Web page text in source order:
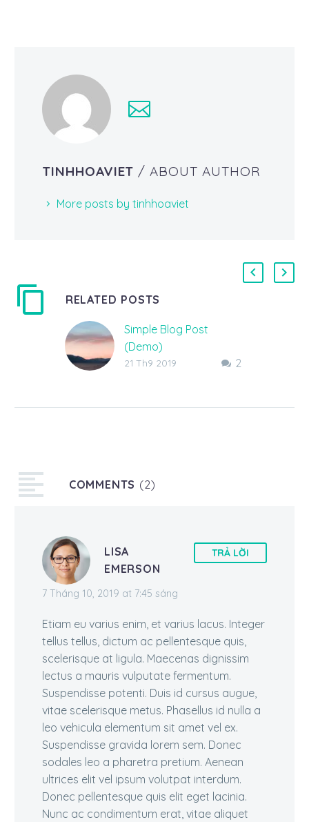
TINHHOAVIET / ABOUT AUTHOR
More posts by tinhhoaviet
RELATED POSTS
Simple Blog Post
(Demo)
Lorem ipsum dolor sit 2
21 Th9 2019
COMMENTS (2)
LISA
EMERSON
7 Tháng 10, 2019 at 7:45 sáng
TRẢ LỜI
Etiam eu varius enim, et varius lacus. Integer
tellus tellus, dictum ac pellentesque quis,
scelerisque at ligula. Maecenas dignissim
lectus a mauris vulputate fermentum.
Suspendisse potenti. Duis id cursus augue,
vitae scelerisque metus. Phasellus id nulla a
leo vehicula elementum sit amet vel ex.
Suspendisse gravida lorem sem. Donec
sodales leo a pharetra pretium. Aenean
ultrices elit vel ipsum volutpat interdum.
Donec pellentesque quis elit eget lacinia.
Nunc ac condimentum erat, vitae aliquet